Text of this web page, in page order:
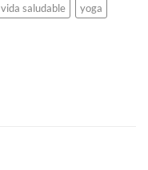
vida saludable yoga